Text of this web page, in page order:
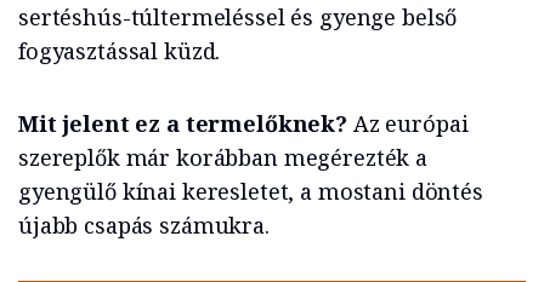
sertéshús-túltermeléssel és gyenge belső
fogyasztással küzd.
Mit jelent ez a termelőknek? Az európai
szereplők már korábban megérezték a
gyengülő kínai keresletet, a mostani döntés
újabb csapás számukra.